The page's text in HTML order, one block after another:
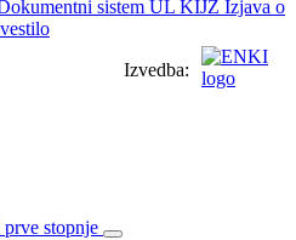
sistem UL KIJZ Izjava o
Izvedba:
stopnje